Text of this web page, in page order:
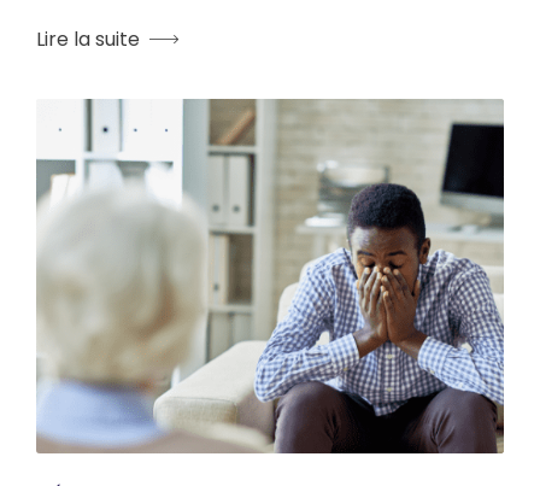
Lire la suite